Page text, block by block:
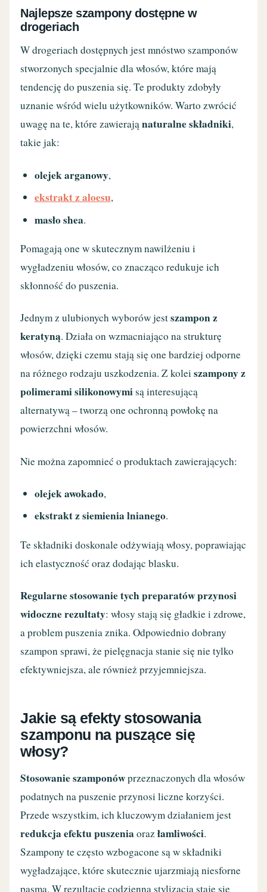
Najlepsze szampony dostępne w
drogeriach
W drogeriach dostępnych jest mnóstwo szamponów
stworzonych specjalnie dla włosów, które mają
tendencję do puszenia się. Te produkty zdobyły
uznanie wśród wielu użytkowników. Warto zwrócić
uwagę na te, które zawierająnaturalne składniki,
takie jak:
olejek arganowy,
ekstrakt z aloesu,
masło shea.
Pomagają one w skutecznym nawilżeniu i
wygładzeniu włosów, co znacząco redukuje ich
skłonność do puszenia.
Jednym z ulubionych wyborów jestszampon z
keratyną. Działa on wzmacniająco na strukturę
włosów, dzięki czemu stają się one bardziej odporne
na różnego rodzaju uszkodzenia. Z koleiszampony z
polimerami silikonowymisą interesującą
alternatywą – tworzą one ochronną powłokę na
powierzchni włosów.
Nie można zapomnieć o produktach zawierających:
olejek awokado,
ekstrakt z siemienia lnianego.
Te składniki doskonale odżywiają włosy, poprawiając
ich elastyczność oraz dodając blasku.
Regularne stosowanie tych preparatów przynosi
widoczne rezultaty: włosy stają się gładkie i zdrowe,
a problem puszenia znika. Odpowiednio dobrany
szampon sprawi, że pielęgnacja stanie się nie tylko
efektywniejsza, ale również przyjemniejsza.
Jakie są efekty stosowania
szamponu na puszące się
włosy?
Stosowanie szamponówprzeznaczonych dla włosów
podatnych na puszenie przynosi liczne korzyści.
Przede wszystkim, ich kluczowym działaniem jest
redukcja efektu puszenia orazłamliwości.
Szampony te często wzbogacone są w składniki
wygładzające, które skutecznie ujarzmiają niesforne
pasma. W rezultacie codzienna stylizacja staje się